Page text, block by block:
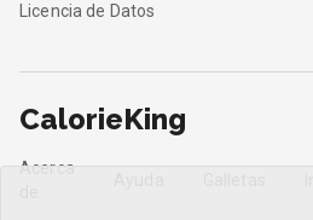
Licencia de Datos
CalorieKing
Acerca